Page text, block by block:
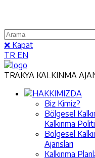
❌ Kapat
TR EN
TRAKYA KALKINMA
HAKKIMIZDA
Biz Kimiz?
Bölgesel
Kalkınma
Bölgesel
Ajansları
Kalkınma